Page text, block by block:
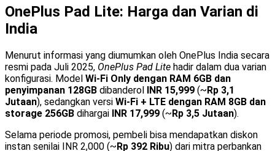
OnePlus Pad Lite: Harga dan Varian di
India
Menurut informasi yang diumumkan oleh OnePlus India secara
resmi pada Juli 2025, OnePlus Pad Lite hadir dalam dua varian
konfigurasi. Model Wi-Fi Only dengan RAM 6GB dan
penyimpanan 128GB dibanderol INR 15,999 (~Rp 3,1
Jutaan), sedangkan versi Wi-Fi + LTE dengan RAM 8GB dan
storage 256GB dihargai INR 17,999 (~Rp 3,5 Jutaan).
Selama periode promosi, pembeli bisa mendapatkan diskon
instan senilai INR 2,000 (~Rp 392 Ribu) dari mitra perbankan